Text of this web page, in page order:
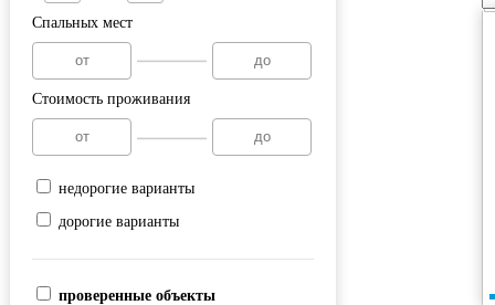
Спальных мест
Стоимость проживания
недорогие варианты
дорогие варианты
проверенные объекты